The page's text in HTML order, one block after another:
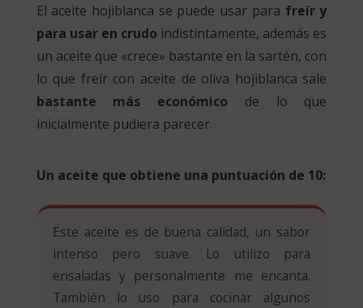
El aceite hojiblanca se puede usar para freír y
para usar en crudo indistintamente, además es
un aceite que «crece» bastante en la sartén, con
lo que freír con aceite de oliva hojiblanca sale
bastante más económico de lo que
inicialmente pudiera parecer.
Un aceite que obtiene una puntuación de 10:
Este aceite es de buena calidad, un sabor
intenso pero suave. Lo utilizo para
ensaladas y personalmente me encanta.
También lo uso para cocinar algunos